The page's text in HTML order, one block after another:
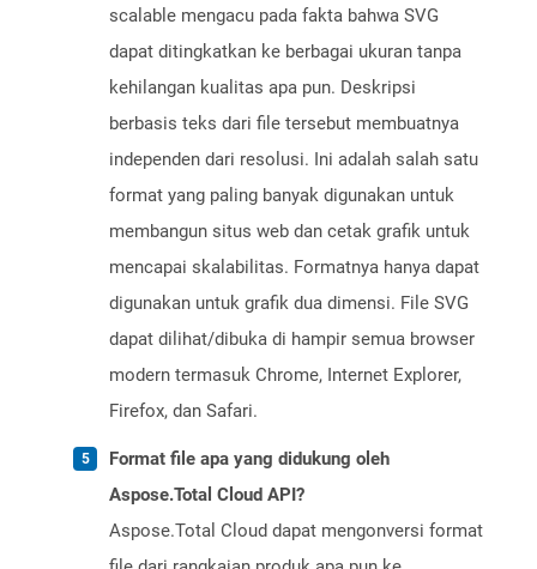
scalable mengacu pada fakta bahwa SVG
dapat ditingkatkan ke berbagai ukuran tanpa
kehilangan kualitas apa pun. Deskripsi
berbasis teks dari file tersebut membuatnya
independen dari resolusi. Ini adalah salah satu
format yang paling banyak digunakan untuk
membangun situs web dan cetak grafik untuk
mencapai skalabilitas. Formatnya hanya dapat
digunakan untuk grafik dua dimensi. File SVG
dapat dilihat/dibuka di hampir semua browser
modern termasuk Chrome, Internet Explorer,
Firefox, dan Safari.
Format file apa yang didukung oleh
Aspose.Total Cloud API?
Aspose.Total Cloud dapat mengonversi format